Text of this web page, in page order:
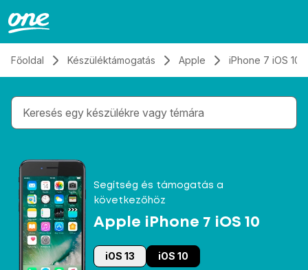
Főoldal Készüléktámogatás Apple iPhone 7 iOS 10
Gépelés közben megjelennek a keresési
Segítség és támogatás a
következőhöz
Apple iPhone 7 iOS 10
iOS 13 iOS 10